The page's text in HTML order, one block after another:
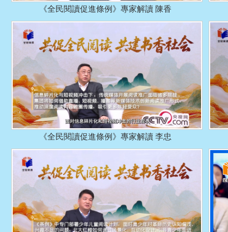
《全民閱讀促進條例》專家解讀 陳香
《全民閱讀促進條例》專家解讀 李忠